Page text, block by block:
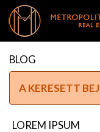
BLOG
A KERESETT
LOREM IPSUM